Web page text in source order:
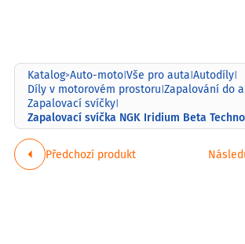
Katalog>Auto-moto|Vše pro auta|Autodíly|
Díly v motorovém prostoru|Zapalování do
Zapalovací svíčky|
Zapalovací svíčka NGK Iridium Beta
Předchozí produkt